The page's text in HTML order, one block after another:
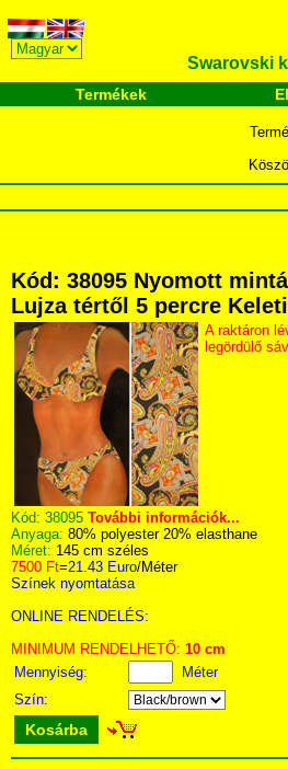
Swarovski
Termékek
Kód: 38095 Nyomott
Lujza tértől 5 percre
A raktáron
legördülő
Kód: 38095 További információk...
Anyaga: 80% polyester 20% elasthane
Méret: 145 cm széles
7500 Ft=21.43 Euro/Méter
Színek nyomtatása
ONLINE RENDELÉS:
MINIMUM RENDELHETŐ: 10 cm
Mennyiség:
Méter
Szín:
Kosárba